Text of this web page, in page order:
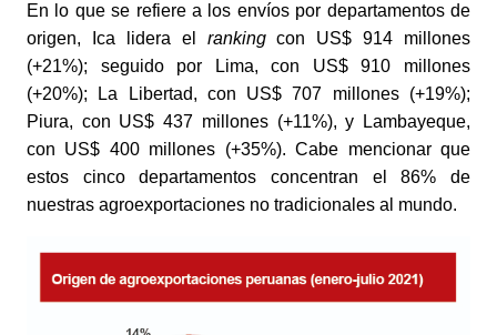
En lo que se refiere a los envíos por departamentos de
origen, Ica lidera el ranking con US$ 914 millones
(+21%); seguido por Lima, con US$ 910 millones
(+20%); La Libertad, con US$ 707 millones (+19%);
Piura, con US$ 437 millones (+11%), y Lambayeque,
con US$ 400 millones (+35%). Cabe mencionar que
estos cinco departamentos concentran el 86% de
nuestras agroexportaciones no tradicionales al mundo.